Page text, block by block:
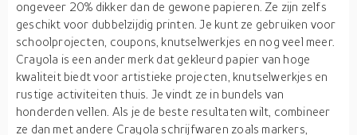
ongeveer 20% dikker dan de gewone papieren. Ze zijn zelfs
geschikt voor dubbelzijdig printen. Je kunt ze gebruiken voor
schoolprojecten, coupons, knutselwerkjes en nog veel meer.
Crayola is een ander merk dat gekleurd papier van hoge
kwaliteit biedt voor artistieke projecten, knutselwerkjes en
rustige activiteiten thuis. Je vindt ze in bundels van
honderden vellen. Als je de beste resultaten wilt, combineer
ze dan met andere Crayola schrijfwaren zoals markers,